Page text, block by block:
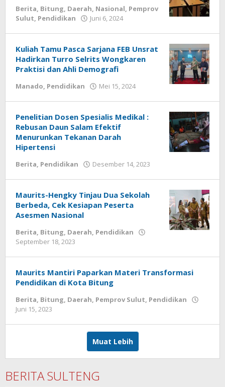
Berita, Bitung, Daerah, Nasional, Pemprov
Sulut, Pendidikan Juni 6, 2024
Kuliah Tamu Pasca Sarjana FEB Unsrat
Hadirkan Turro Selrits Wongkaren
Praktisi dan Ahli Demografi
Manado, Pendidikan Mei 15, 2024
Penelitian Dosen Spesialis Medikal :
Rebusan Daun Salam Efektif
Menurunkan Tekanan Darah
Hipertensi
Berita, Pendidikan Desember 14, 2023
Maurits-Hengky Tinjau Dua Sekolah
Berbeda, Cek Kesiapan Peserta
Asesmen Nasional
Berita, Bitung, Daerah, Pendidikan
September 18, 2023
Maurits Mantiri Paparkan Materi Transformasi
Pendidikan di Kota Bitung
Berita, Bitung, Daerah, Pemprov Sulut, Pendidikan
Juni 15, 2023
Muat Lebih
BERITA SULTENG